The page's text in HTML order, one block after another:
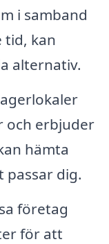
i samband
tid, kan
alternativ.
och erbjuder
hämta
passar dig.
företag
för att